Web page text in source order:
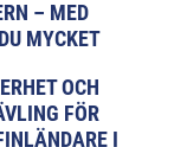
– MED
MYCKET
OCH
FÖR
I